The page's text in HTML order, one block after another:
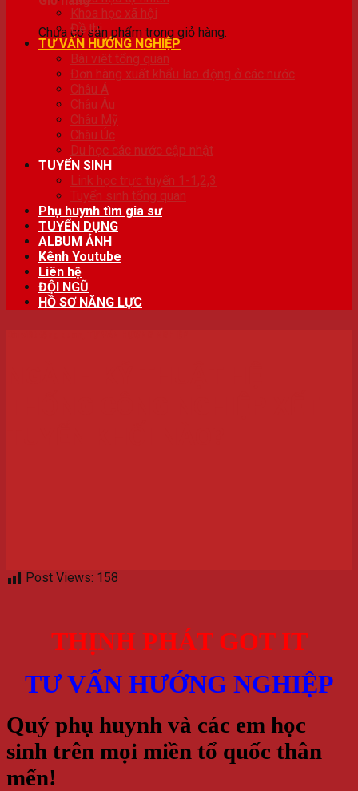
Chưa có sản phẩm trong giỏ hàng.
Khoa học xã hội
Đề thi
TƯ VẤN HƯỚNG NGHIỆP
Bài viêt tổng quan
Đơn hàng xuất khẩu lao động ở các nước
Châu Á
Châu Âu
Châu Mỹ
Châu Úc
Du học các nước cập nhật
TUYỂN SINH
Link học trực tuyến 1-1,2,3
Tuyển sinh tổng quan
Phụ huynh tìm gia sư
TUYỂN DỤNG
ALBUM ẢNH
Kênh Youtube
Liên hệ
ĐỘI NGŨ
HỒ SƠ NĂNG LỰC
Post Views: 158
THỊNH PHÁT GOT IT
TƯ VẤN HƯỚNG NGHIỆP
Quý phụ huynh và các em học
sinh trên mọi miền tổ quốc thân
mến!